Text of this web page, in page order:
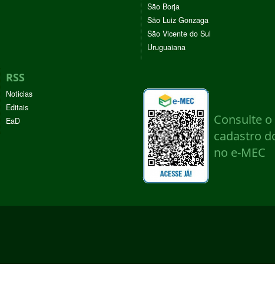
São Borja
São Luiz Gonzaga
São Vicente do Sul
Uruguaiana
RSS
Noticias
Editais
EaD